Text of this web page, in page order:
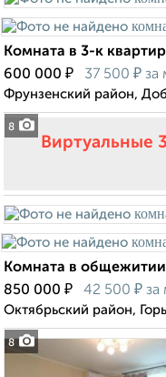
8
Комната в 3-к
600 000 ₽ 37 500 ₽ за
Фрунзенский район,
Виртуальные
8
Комната в
850 000 ₽ 42 500 ₽ за
Октябрьский район,